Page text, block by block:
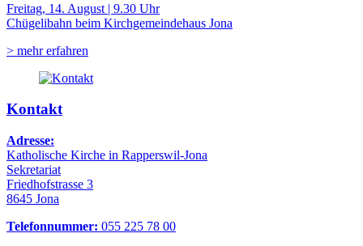
Freitag, 14. August | 9.30 Uhr
Chügelibahn beim Kirchgemeindehaus Jona
> mehr erfahren
Kontakt
Adresse:
Katholische Kirche in Rapperswil-Jona
Sekretariat
Friedhofstrasse 3
8645 Jona
Telefonnummer: 055 225 78 00